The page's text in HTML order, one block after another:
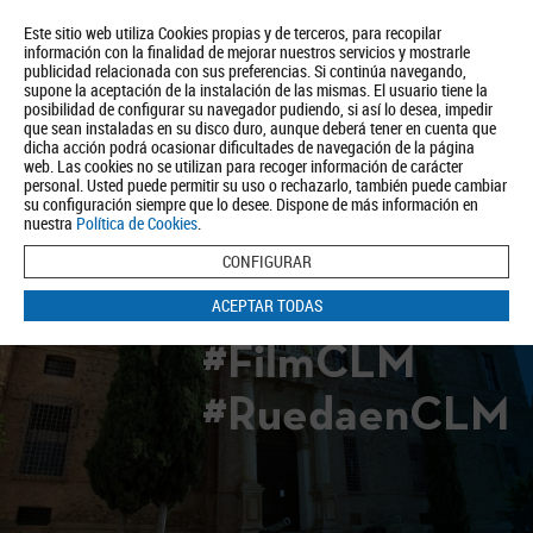
Este sitio web utiliza Cookies propias y de terceros, para recopilar
información con la finalidad de mejorar nuestros servicios y mostrarle
publicidad relacionada con sus preferencias. Si continúa navegando,
supone la aceptación de la instalación de las mismas. El usuario tiene la
posibilidad de configurar su navegador pudiendo, si así lo desea, impedir
que sean instaladas en su disco duro, aunque deberá tener en cuenta que
dicha acción podrá ocasionar dificultades de navegación de la página
web. Las cookies no se utilizan para recoger información de carácter
personal. Usted puede permitir su uso o rechazarlo, también puede cambiar
su configuración siempre que lo desee. Dispone de más información en
nuestra Política de Cookies.
CONFIGURAR
ACEPTAR TODAS
Quiénes somos Turismo Política de Privacidad Aviso Legal
Política de Cookies
BUSCAR
#FilmCLM
#RuedaenCLM